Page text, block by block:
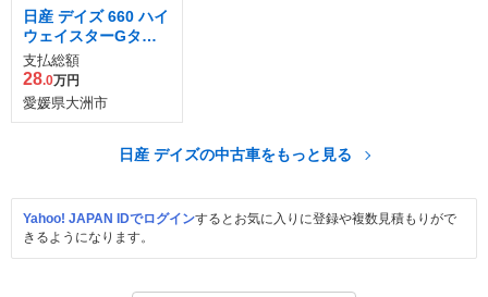
日産 デイズ 660 ハイ
ウェイスターGター
ボ
支払総額
28.0万円
愛媛県大洲市
日産 デイズの中古車をもっと見る
Yahoo! JAPAN IDでログインするとお気に入りに登録や複数見積もりがで
きるようになります。